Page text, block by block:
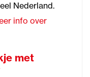
Nederland.
info over
met